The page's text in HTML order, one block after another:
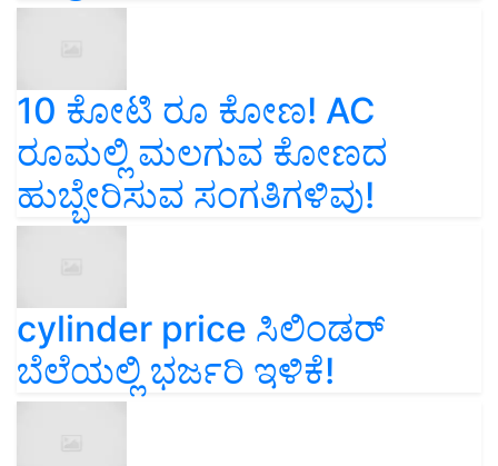
10 ಕೋಟಿ ರೂ ಕೋಣ! AC
ರೂಮಲ್ಲಿ ಮಲಗುವ ಕೋಣದ
ಹುಬ್ಬೇರಿಸುವ ಸಂಗತಿಗಳಿವು!
cylinder price ಸಿಲಿಂಡರ್‌
ಬೆಲೆಯಲ್ಲಿ ಭರ್ಜರಿ ಇಳಿಕೆ!